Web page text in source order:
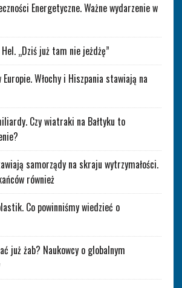
Energetyczne. Ważne wydarzenie w
„Dziś już tam nie jeżdżę”
Włochy i Hiszpania stawiają na
Czy wiatraki na Bałtyku to
samorządy na skraju wytrzymałości.
również
Co powinniśmy wiedzieć o
już żab? Naukowcy o globalnym